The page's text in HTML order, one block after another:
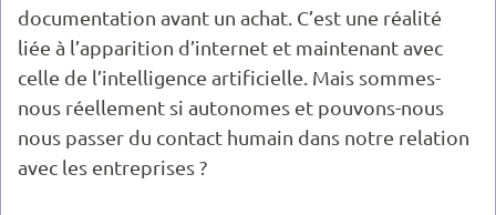
documentation avant un achat. C’est une réalité
liée à l’apparition d’internet et maintenant avec
celle de l’intelligence artificielle. Mais sommes-
nous réellement si autonomes et pouvons-nous
nous passer du contact humain dans notre relation
avec les entreprises ?